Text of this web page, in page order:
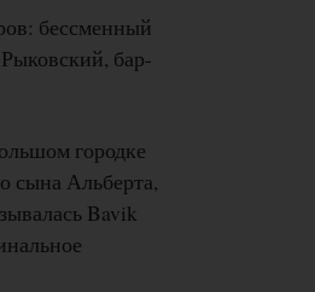
бессменный
бар-
городке
сына Альберта,
Bavik